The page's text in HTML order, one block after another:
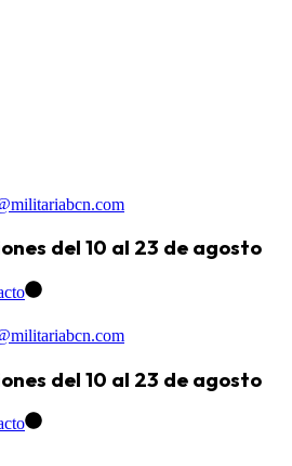
del 10 al 23 de agosto
del 10 al 23 de agosto